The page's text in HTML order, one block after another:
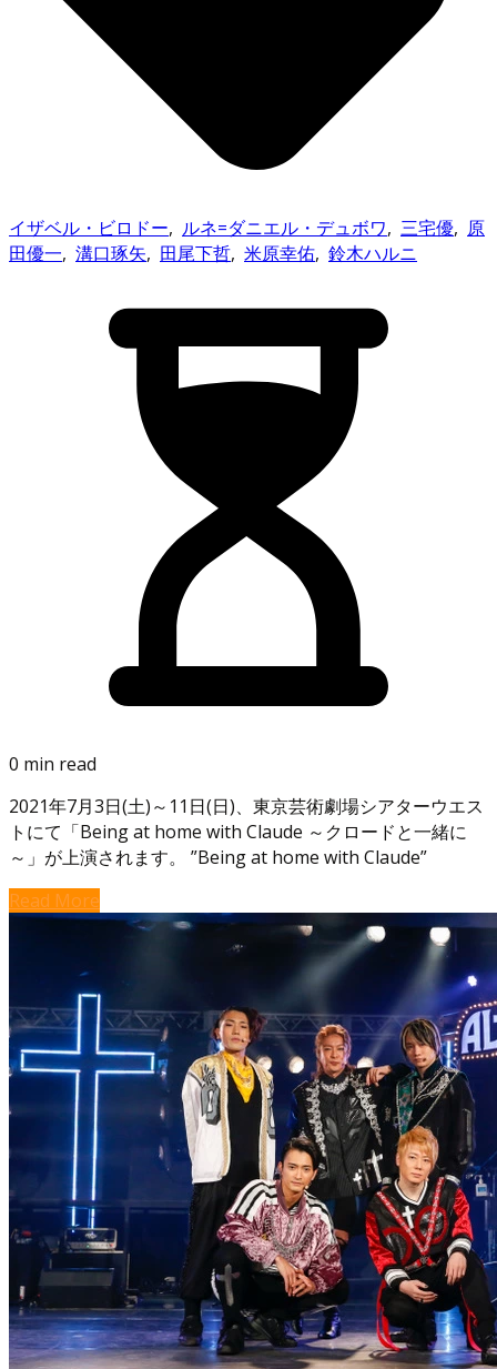
イザベル・ビロドー, ルネ=ダニエル・デュボワ, 三宅優, 原
田優一, 溝口琢矢, 田尾下哲, 米原幸佑, 鈴木ハルニ
0 min read
2021年7月3日(土)～11日(日)、東京芸術劇場シアターウエス
トにて「Being at home with Claude ～クロードと一緒に
～」が上演されます。 ”Being at home with Claude”
Read More